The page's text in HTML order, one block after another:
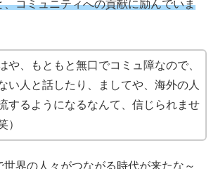
、コミュニティへの貢献に励んでいま
や、もともと無口でコミュ障なので、
い人と話したり、ましてや、海外の人
するようになるなんて、信じられませ
）
界の人々がつながる時代が来たな～